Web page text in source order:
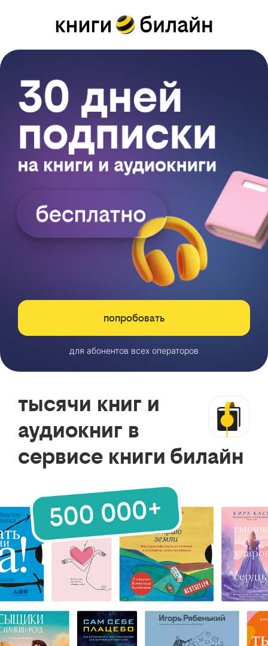
попробовать
для абонентов всех операторов
тысячи книг и
аудиокниг в
сервисе книги билайн